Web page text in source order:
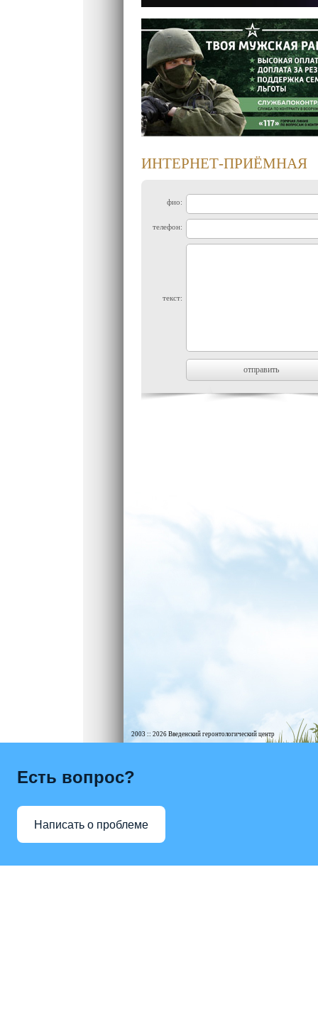
ИНТЕРНЕТ-ПРИЁМНАЯ
фио:
телефон:
текст:
2003 :: 2026 Введенский геронтологический центр
Есть вопрос?
Написать о проблеме